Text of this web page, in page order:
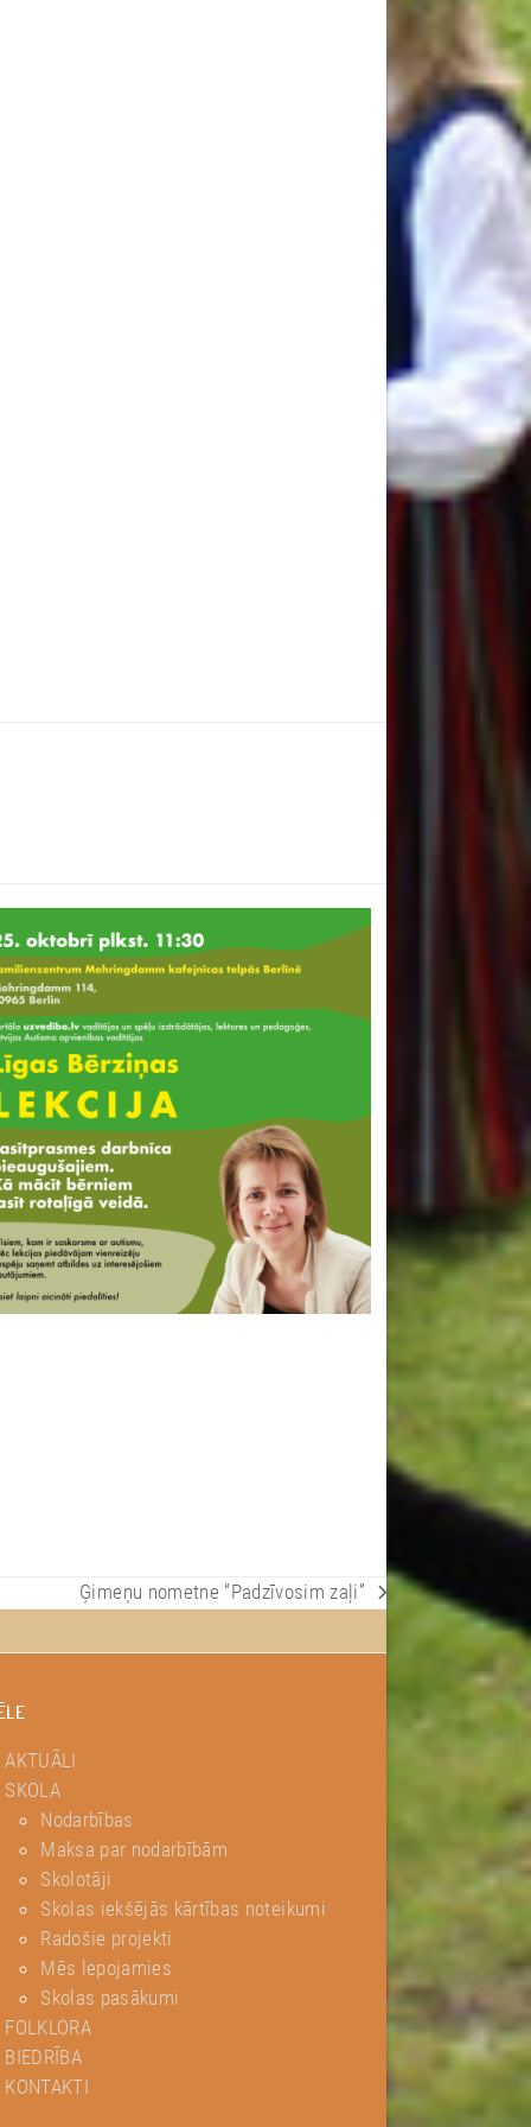
next
Ģimeņu nometne “Padzīvosim zaļi”
AKTUĀLI
SKOLA
Nodarbības
Maksa par nodarbībām
Skolotāji
Skolas iekšējās kārtības noteikumi
Radošie projekti
Mēs lepojamies
Skolas pasākumi
FOLKLORA
BIEDRĪBA
KONTAKTI